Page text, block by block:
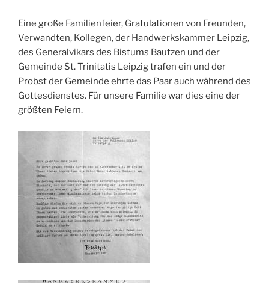
Eine große Familienfeier, Gratulationen von Freunden,
Verwandten, Kollegen, der Handwerkskammer Leipzig,
des Generalvikars des Bistums Bautzen und der
Gemeinde St. Trinitatis Leipzig trafen ein und der
Probst der Gemeinde ehrte das Paar auch während des
Gottesdienstes. Für unsere Familie war dies eine der
größten Feiern.